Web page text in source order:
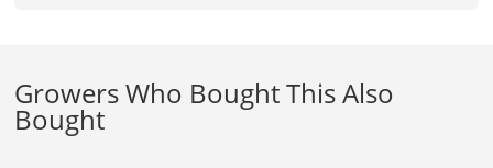
Growers Who Bought This Also
Bought